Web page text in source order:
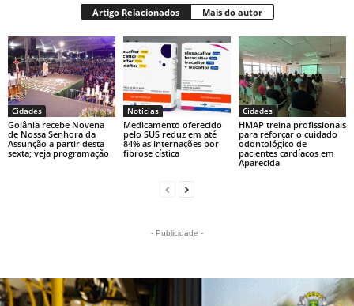
Artigo Relacionados Mais do autor
Cidades
Goiânia recebe Novena
de Nossa Senhora da
Assunção a partir desta
sexta; veja programação
Notícias
Medicamento oferecido
pelo SUS reduz em até
84% as internações por
fibrose cística
Cidades
HMAP treina profissionais
para reforçar o cuidado
odontológico de
pacientes cardíacos em
Aparecida
- Publicidade -